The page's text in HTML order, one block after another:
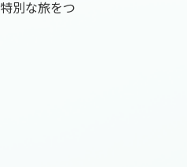
別な旅をつ